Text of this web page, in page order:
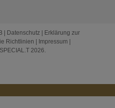
Datenschutz
Erklärung zur
Richtlinien Impressum
2026.